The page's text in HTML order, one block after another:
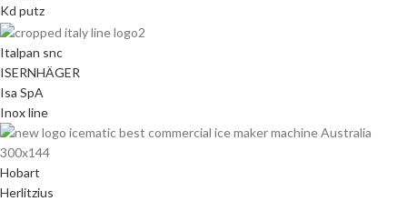
Kd putz
Italpan snc
ISERNHÄGER
Isa SpA
Inox line
Hobart
Herlitzius